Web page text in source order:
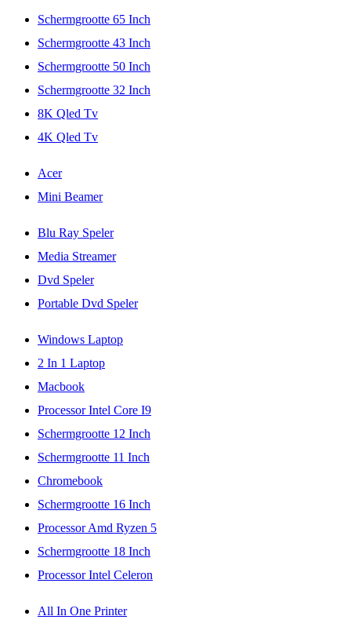
Schermgrootte 65 Inch
Schermgrootte 43 Inch
Schermgrootte 50 Inch
Schermgrootte 32 Inch
8K Qled Tv
4K Qled Tv
Acer
Mini Beamer
Blu Ray Speler
Media Streamer
Dvd Speler
Portable Dvd Speler
Windows Laptop
2 In 1 Laptop
Macbook
Processor Intel Core I9
Schermgrootte 12 Inch
Schermgrootte 11 Inch
Chromebook
Schermgrootte 16 Inch
Processor Amd Ryzen 5
Schermgrootte 18 Inch
Processor Intel Celeron
All In One Printer